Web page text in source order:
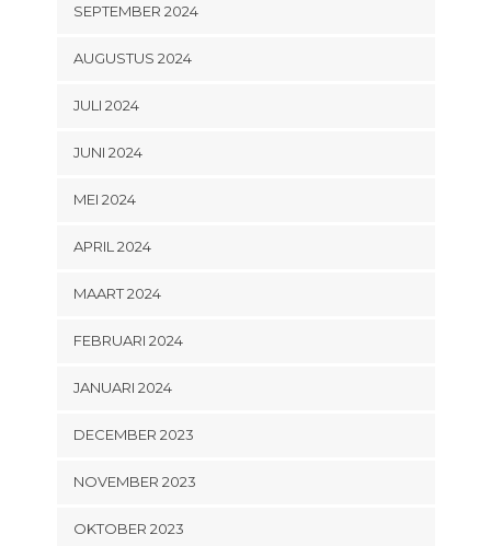
SEPTEMBER 2024
AUGUSTUS 2024
JULI 2024
JUNI 2024
MEI 2024
APRIL 2024
MAART 2024
FEBRUARI 2024
JANUARI 2024
DECEMBER 2023
NOVEMBER 2023
OKTOBER 2023